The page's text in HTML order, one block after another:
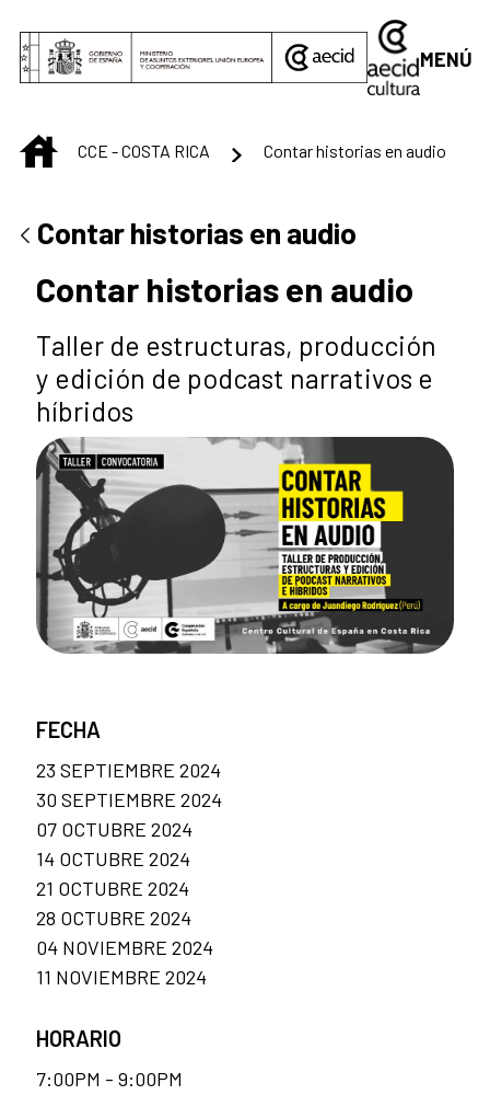
MENÚ
INICIO
CCE - COSTA RICA Contar historias en audio
Contar historias en audio
Contar historias en audio
Taller de estructuras, producción
y edición de podcast narrativos e
híbridos
FECHA
23 SEPTIEMBRE 2024
30 SEPTIEMBRE 2024
07 OCTUBRE 2024
14 OCTUBRE 2024
21 OCTUBRE 2024
28 OCTUBRE 2024
04 NOVIEMBRE 2024
11 NOVIEMBRE 2024
HORARIO
7:00PM - 9:00PM